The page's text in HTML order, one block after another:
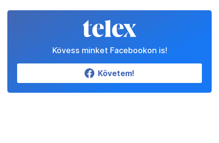
Kövess minket Facebookon is!
Követem!